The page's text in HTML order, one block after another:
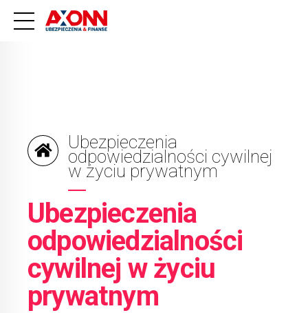
Ubezpieczenia
odpowiedzialności cywilnej
w życiu prywatnym
Ubezpieczenia
odpowiedzialności
cywilnej w życiu
prywatnym